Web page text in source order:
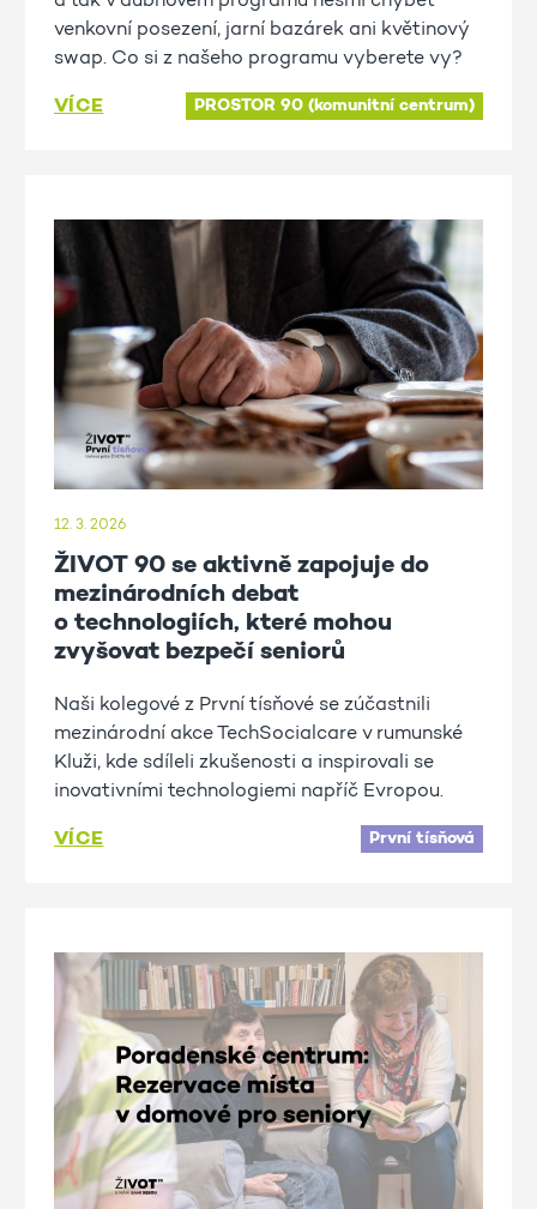
venkovní posezení, jarní bazárek ani květinový
swap. Co si z našeho programu vyberete vy?
VÍCE PROSTOR 90 (komunitní centrum)
12. 3. 2026
ŽIVOT 90 se aktivně zapojuje do
mezinárodních debat
o technologiích, které mohou
zvyšovat bezpečí seniorů
Naši kolegové z První tísňové se zúčastnili
mezinárodní akce TechSocialcare v rumunské
Kluži, kde sdíleli zkušenosti a inspirovali se
inovativními technologiemi napříč Evropou.
VÍCE První tísňová